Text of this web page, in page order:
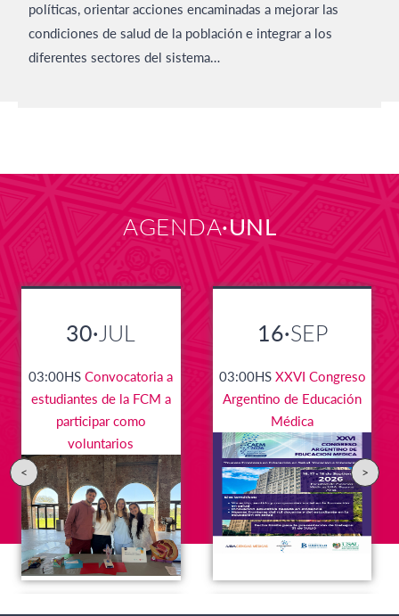
políticas, orientar acciones encaminadas a mejorar las
condiciones de salud de la población e integrar a los
diferentes sectores del sistema…
AGENDA UNL
<
30·JUL
03:00HSConvocatoria a
estudiantes de la FCM a
participar como
voluntarios
16·SEP
03:00HS XXVI Congreso
Argentino de Educación
Médica
>